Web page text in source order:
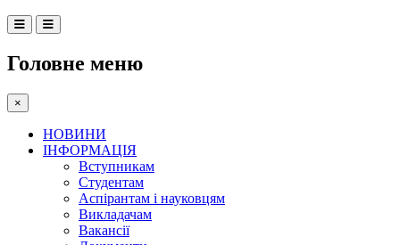
Головне меню
×
НОВИНИ
ІНФОРМАЦІЯ
Вступникам
Студентам
Аспірантам і науковцям
Викладачам
Вакансії